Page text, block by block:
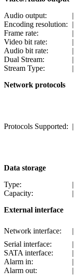
Audio output:
|
Encoding resolution:
|
Frame rate:
|
Video bit rate:
|
Audio bit rate:
|
Dual Stream:
|
Stream Type:
|
Network protocols
Protocols Supported: |
Data storage
Type:
|
Capacity:
|
External interface
Network interface: |
Serial interface:
|
SATA interface:
|
Alarm in:
|
Alarm out:
|